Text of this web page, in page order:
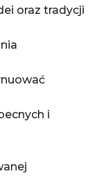
oraz tradycji
i